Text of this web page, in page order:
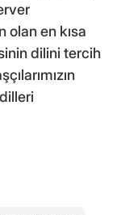
en kısa
dilini tercih